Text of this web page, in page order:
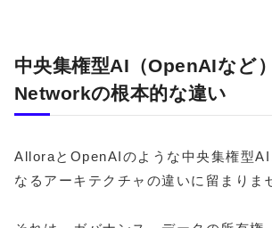
中央集権型AI（OpenAIなど
Networkの根本的な違い
AlloraとOpenAIのような中央集権型AI
なるアーキテクチャの違いに留まりま